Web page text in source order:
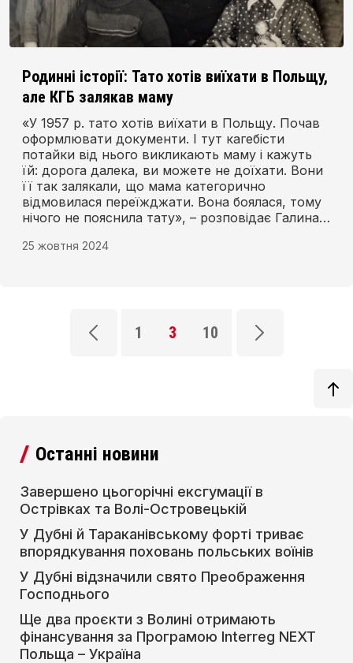
Родинні історії: Тато хотів виїхати в Польщу,
але КГБ залякав маму
«У 1957 р. тато хотів виїхати в Польщу. Почав
оформлювати документи. І тут кагебісти
потайки від нього викликають маму і кажуть
їй: дорога далека, ви можете не доїхати. Вони
її так залякали, що мама категорично
відмовилася переїжджати. Вона боялася, тому
нічого не пояснила тату», – розповідає Галина
25 жовтня 2024
1 3 10
Останні новини
Завершено цьогорічні ексгумації в
Острівках та Волі-Островецькій
У Дубні й Тараканівському форті триває
впорядкування поховань польських воїнів
У Дубні відзначили свято Преображення
Господнього
Ще два проєкти з Волині отримають
фінансування за Програмою Interreg NEXT
Польща – Україна